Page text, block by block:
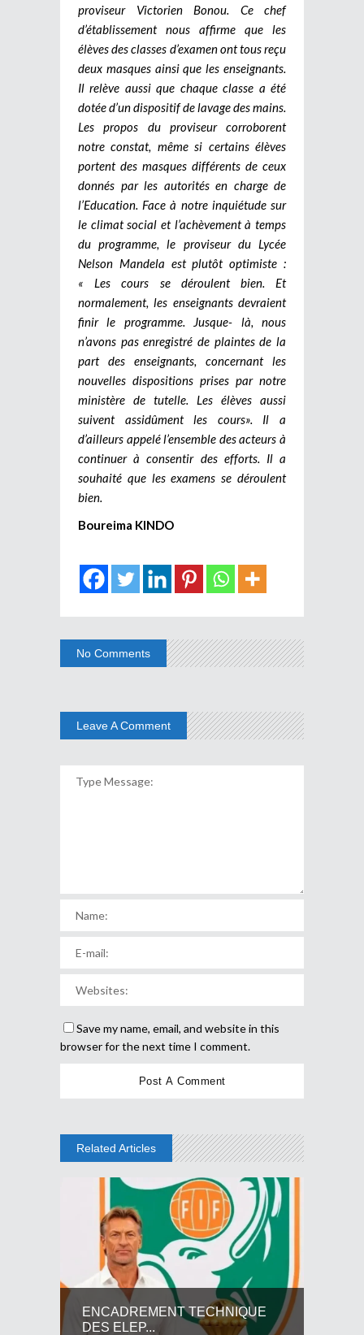
proviseur Victorien Bonou. Ce chef
d’établissement nous affirme que les
élèves des classes d’examen ont tous reçu
deux masques ainsi que les enseignants.
Il relève aussi que chaque classe a été
dotée d’un dispositif de lavage des mains.
Les propos du proviseur corroborent
notre constat, même si certains élèves
portent des masques différents de ceux
donnés par les autorités en charge de
l’Education. Face à notre inquiétude sur
le climat social et l’achèvement à temps
du programme, le proviseur du Lycée
Nelson Mandela est plutôt optimiste :
« Les cours se déroulent bien. Et
normalement, les enseignants devraient
finir le programme. Jusque- là, nous
n’avons pas enregistré de plaintes de la
part des enseignants, concernant les
nouvelles dispositions prises par notre
ministère de tutelle. Les élèves aussi
suivent assidûment les cours». Il a
d’ailleurs appelé l’ensemble des acteurs à
continuer à consentir des efforts. Il a
souhaité que les examens se déroulent
bien.
Boureima KINDO
No Comments
Leave A Comment
Save my name, email, and website in this
browser for the next time I comment.
Related Articles
ENCADREMENT TECHNIQUE
DES ELEP...